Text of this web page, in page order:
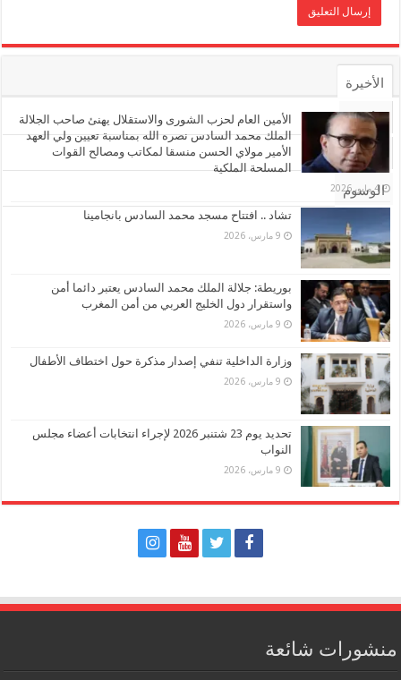
الأخيرة
الأشهر
تعليقات
الوسوم
الأمين العام لحزب الشورى والاستقلال يهنئ صاحب الجلالة
الملك محمد السادس نصره الله بمناسبة تعيين ولي العهد
الأمير مولاي الحسن منسقا لمكاتب ومصالح القوات
المسلحة الملكية
4 مايو، 2026
تشاد .. افتتاح مسجد محمد السادس بانجامينا
9 مارس، 2026
بوريطة: جلالة الملك محمد السادس يعتبر دائما أمن
واستقرار دول الخليج العربي من أمن المغرب
9 مارس، 2026
وزارة الداخلية تنفي إصدار مذكرة حول اختطاف الأطفال
9 مارس، 2026
تحديد يوم 23 شتنبر 2026 لإجراء انتخابات أعضاء مجلس
النواب
9 مارس، 2026
منشورات شائعة